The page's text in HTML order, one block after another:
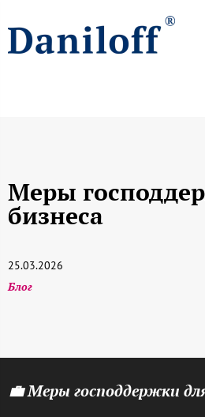
Меры
бизнеса
25.03.2026
Блог
💼 Меры господдержки